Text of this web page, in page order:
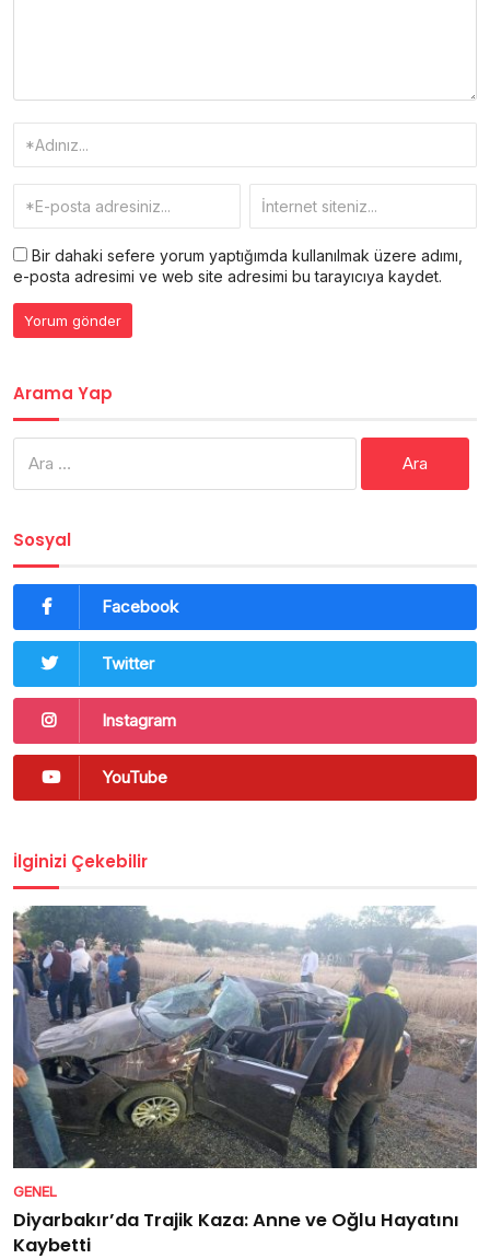
Bir dahaki sefere yorum yaptığımda kullanılmak üzere adımı,
e-posta adresimi ve web site adresimi bu tarayıcıya kaydet.
Arama Yap
Sosyal
Facebook
Twitter
Instagram
YouTube
İlginizi Çekebilir
GENEL
Diyarbakır’da Trajik Kaza: Anne ve Oğlu Hayatını
Kaybetti